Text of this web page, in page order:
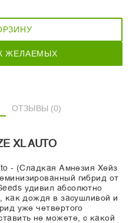
ЖЕЛАЕМЫХ
ОТЗЫВЫ (0)
XL AUTO
- (Сладкая Амнезия Хейз
гибрид от
удивил абсолютно
как дождя в засушливой и
уже четвертого
не можете, с какой